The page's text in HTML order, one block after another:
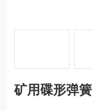
矿用碟形弹